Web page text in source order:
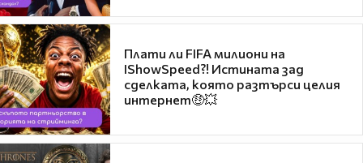
Плати ли FIFA милиони на
IShowSpeed?! Истината зад
сделката, която разтърси целия
интернет🤑💥